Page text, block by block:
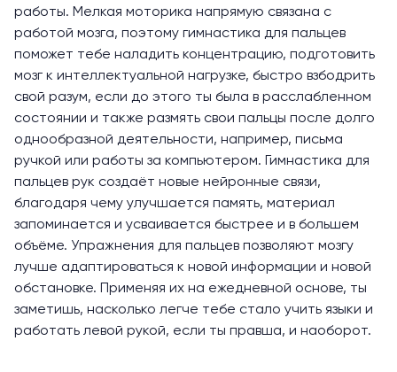
работы. Мелкая моторика напрямую связана с
работой мозга, поэтому гимнастика для пальцев
поможет тебе наладить концентрацию, подготовить
мозг к интеллектуальной нагрузке, быстро взбодрить
свой разум, если до этого ты была в расслабленном
состоянии и также размять свои пальцы после долго
однообразной деятельности, например, письма
ручкой или работы за компьютером. Гимнастика для
пальцев рук создаёт новые нейронные связи,
благодаря чему улучшается память, материал
запоминается и усваивается быстрее и в большем
объёме. Упражнения для пальцев позволяют мозгу
лучше адаптироваться к новой информации и новой
обстановке. Применяя их на ежедневной основе, ты
заметишь, насколько легче тебе стало учить языки и
работать левой рукой, если ты правша, и наоборот.